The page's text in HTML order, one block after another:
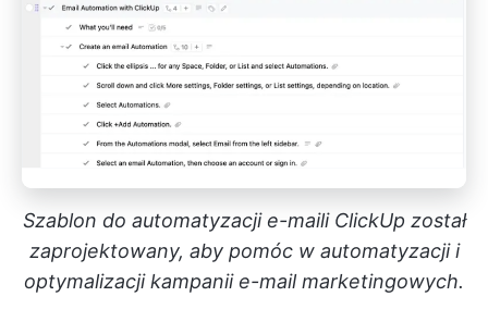
Szablon do automatyzacji e-maili ClickUp został
zaprojektowany, aby pomóc w automatyzacji i
optymalizacji kampanii e-mail marketingowych.